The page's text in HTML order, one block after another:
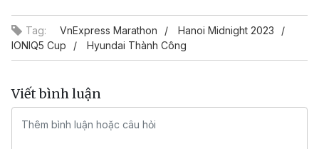
Tag: VnExpress Marathon
Hanoi Midnight 2023
IONIQ5 Cup
Hyundai Thành Công
Viết bình luận